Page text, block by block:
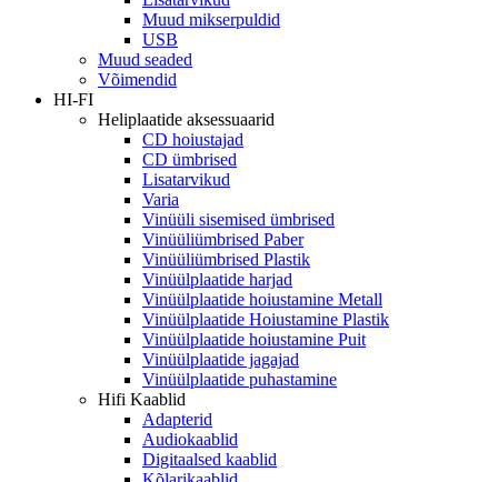
Muud mikserpuldid
USB
Muud seaded
Võimendid
HI-FI
Heliplaatide aksessuaarid
CD hoiustajad
CD ümbrised
Lisatarvikud
Varia
Vinüüli sisemised ümbrised
Vinüüliümbrised Paber
Vinüüliümbrised Plastik
Vinüülplaatide harjad
Vinüülplaatide hoiustamine Metall
Vinüülplaatide Hoiustamine Plastik
Vinüülplaatide hoiustamine Puit
Vinüülplaatide jagajad
Vinüülplaatide puhastamine
Hifi Kaablid
Adapterid
Audiokaablid
Digitaalsed kaablid